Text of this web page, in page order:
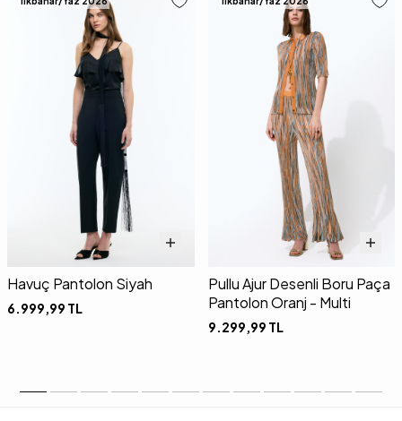
Havuç Pantolon Siyah
6.999,99 TL
Pullu Ajur Desenli Boru Paça
Pantolon Oranj - Multi
9.299,99 TL